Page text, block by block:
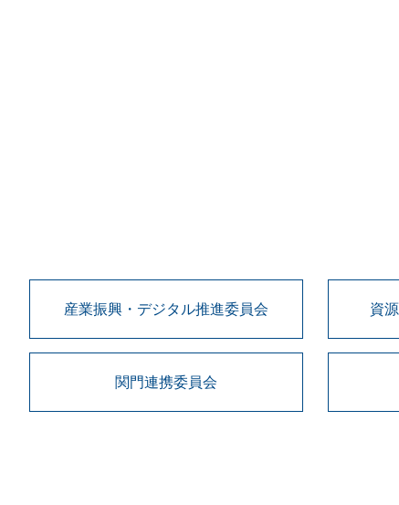
産業振興・デジタル推進委員会 資
関門連携委員会